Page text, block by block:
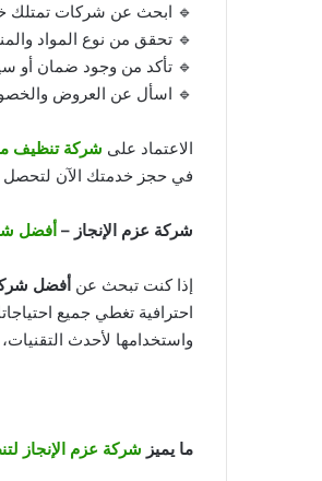
🔹 ابحث عن شركات تمتلك
🔹 تحقق من نوع المواد
🔹 تأكد من وجود ضمان أو
🔹 اسأل عن العروض
الاعتماد على شركة تنظيف
في حجز خدمتك الآن لتحصل
شركة عزم الإنجاز – أفضل
إذا كنت تبحث عن أفضل
احترافية تغطي جميع
واستخدامها لأحدث
ما يميز شركة عزم الإنجاز